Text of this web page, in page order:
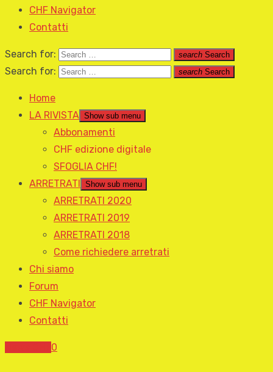
CHF Navigator
Contatti
Search for: search Search
Search for: search Search
Home
LA RIVISTA Show sub menu
Abbonamenti
CHF edizione digitale
SFOGLIA CHF!
ARRETRATI
Show sub menu
ARRETRATI 2020
ARRETRATI 2019
ARRETRATI 2018
Come richiedere arretrati
Chi siamo
Forum
CHF Navigator
Contatti
0